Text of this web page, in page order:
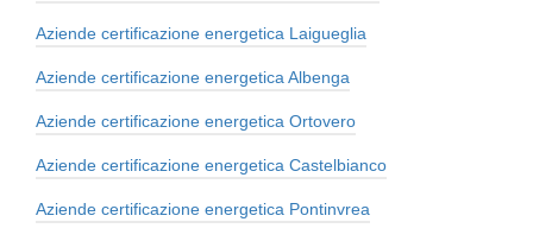
Aziende certificazione energetica Laigueglia
Aziende certificazione energetica Albenga
Aziende certificazione energetica Ortovero
Aziende certificazione energetica Castelbianco
Aziende certificazione energetica Pontinvrea